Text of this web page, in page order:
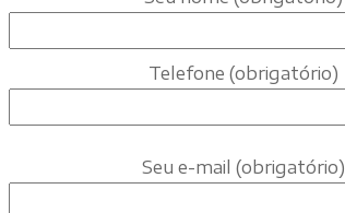
Telefone (obrigatório)
Seu e-mail (obrigatório)